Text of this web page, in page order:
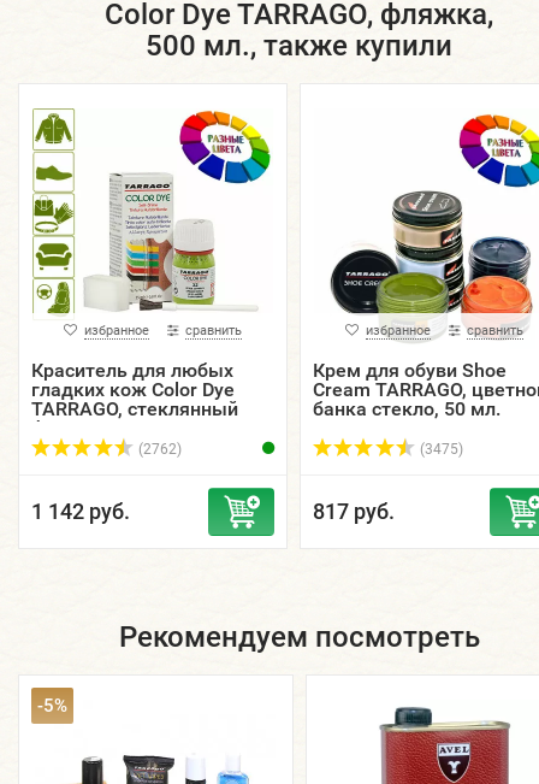
Color Dye TARRAGO, фляжка,
500 мл., также купили
избранное сравнить
Краситель для любых
гладких кож Color Dye
TARRAGO, стеклянный
флакон, 25 мл.
(2762)
1 142 руб.
избранное сравнить
Крем для обуви Shoe
Cream TARRAGO,
банка стекло, 50 мл.
(3475)
817 руб.
Рекомендуем посмотреть
-5%